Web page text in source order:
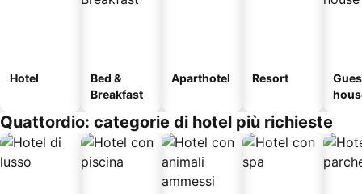
Hotel
Bed &
Breakfast
Aparthotel Resort
Quattordio: categorie di hotel più richieste